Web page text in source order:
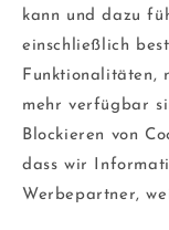
kann und dazu
einschließlich
Funktionalitäten,
mehr verfügbar
Blockieren von
dass wir
Werbepartner,